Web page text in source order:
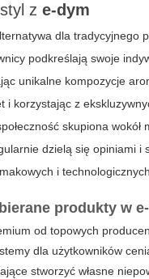
z e-dym
dla tradycyjnego
podkreślają swoje
unikalne kompozycje
i korzystając z
skupiona wokół
dzielą się opiniami i
i
produkty w
od topowych
dla użytkowników
stworzyć własne